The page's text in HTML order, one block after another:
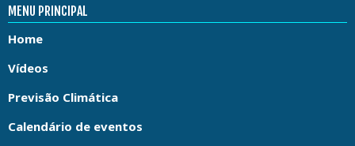
MENU PRINCIPAL
Home
Vídeos
Previsão Climática
Calendário de eventos